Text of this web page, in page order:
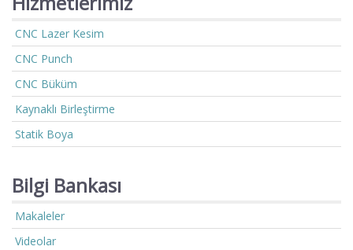
CNC Lazer Kesim
CNC Punch
CNC Büküm
Kaynaklı Birleştirme
Statik Boya
Bilgi Bankası
Makaleler
Videolar